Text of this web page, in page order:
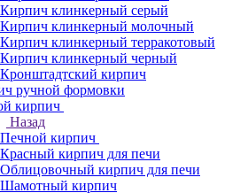
Кирпич клинкерный серый
Кирпич клинкерный молочный
Кирпич клинкерный терракотовый
Кирпич клинкерный черный
Кронштадтский кирпич
ручной формовки
кирпич
Назад
Печной кирпич
Красный кирпич для печи
Облицовочный кирпич для печи
Шамотный кирпич